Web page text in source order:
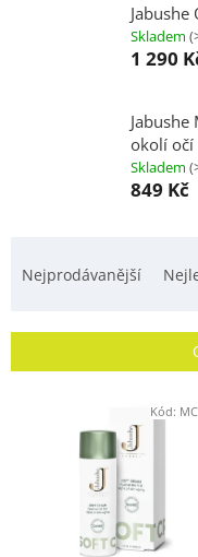
Skladem
1 290
okolí očí
Skladem
849 Kč
í
Nejprodávanější
Kód: